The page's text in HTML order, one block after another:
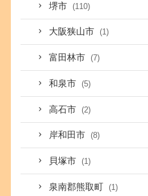
堺市 (110)
大阪狭山市 (1)
富田林市 (7)
和泉市 (5)
高石市 (2)
岸和田市 (8)
貝塚市 (1)
泉南郡熊取町 (1)